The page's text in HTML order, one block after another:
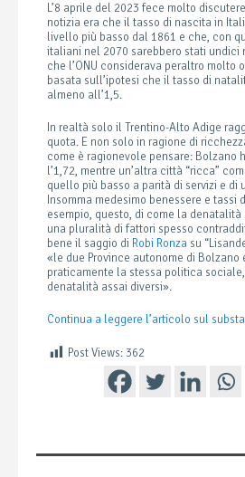
L’8 aprile del 2023 fece molto
notizia era che il tasso di nascita in
livello più basso dal 1861 e che, con
italiani nel 2070 sarebbero stati undici
che l’ONU considerava peraltro molto
basata sull’ipotesi che il tasso di
almeno all’1,5.
In realtà solo il Trentino-Alto Adige
quota. E non solo in ragione di
come è ragionevole pensare: Bolzano
l’1,72, mentre un’altra città “ricca”
quello più basso a parità di servizi e di
Insomma medesimo benessere e tassi
esempio, questo, di come la
una pluralità di fattori spesso
bene il saggio di Robi Ronza su
«le due Province autonome di Bolzano
praticamente la stessa politica
denatalità assai diversi».
Continua a leggere l’articolo sul
Post Views: 362